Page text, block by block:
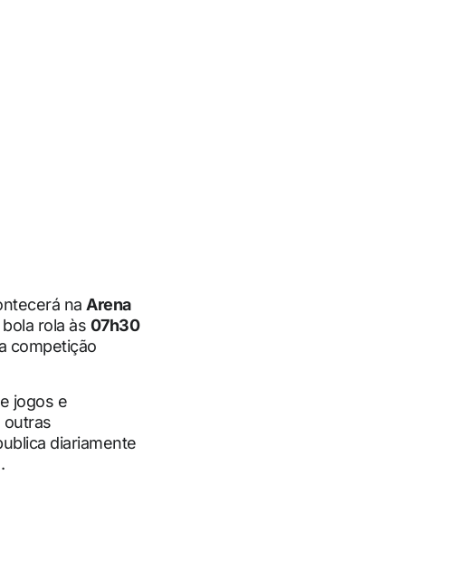
na Arena
bola rola às 07h30
competição
jogos e
outras
diariamente